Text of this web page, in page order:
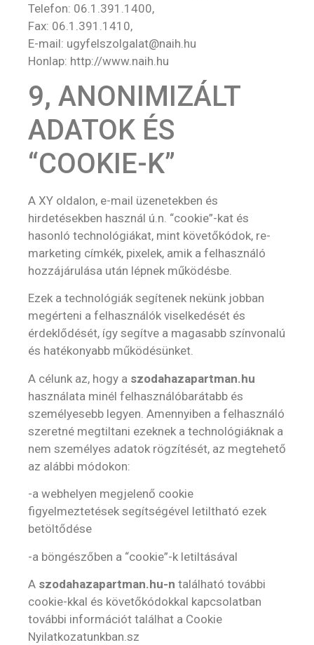
Telefon: 06.1.391.1400,
Fax: 06.1.391.1410,
E-mail: ugyfelszolgalat@naih.hu
Honlap: http://www.naih.hu
9, ANONIMIZÁLT
ADATOK ÉS
“COOKIE-K”
A XY oldalon, e-mail üzenetekben és
hirdetésekben használ ú.n. “cookie”-kat és
hasonló technológiákat, mint követőkódok, re-
marketing címkék, pixelek, amik a felhasználó
hozzájárulása után lépnek működésbe.
Ezek a technológiák segítenek nekünk jobban
megérteni a felhasználók viselkedését és
érdeklődését, így segítve a magasabb színvonalú
és hatékonyabb működésünket.
A célunk az, hogy a szodahazapartman.hu
használata minél felhasználóbarátabb és
személyesebb legyen. Amennyiben a felhasználó
szeretné megtiltani ezeknek a technológiáknak a
nem személyes adatok rögzítését, az megtehető
az alábbi módokon:
-a webhelyen megjelenő cookie
figyelmeztetések segítségével letiltható ezek
betöltődése
-a böngészőben a “cookie”-k letiltásával
A szodahazapartman.hu-n található további
cookie-kkal és követőkódokkal kapcsolatban
további információt találhat a Cookie
Nyilatkozatunkban.sz